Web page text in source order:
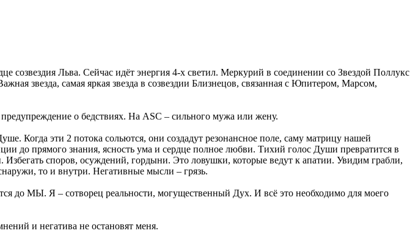
созвездия Льва. Сейчас идёт энергия 4-х светил. Меркурий в соединении со Звездой Поллукс
звезда, самая яркая звезда в созвездии Близнецов, связанная с Юпитером, Марсом,
о бедствиях. На ASC ‒ сильного мужа или жену.
эти 2 потока сольются, они создадут резонансное поле, саму матрицу нашей
до прямого знания, ясность ума и сердце полное любви. Тихий голос Души превратится в
споров, осуждений, гордыни. Это ловушки, которые ведут к апатии. Увидим грабли,
то и внутри. Негативные мысли – грязь.
до МЫ. Я – сотворец реальности, могущественный Дух. И всё это необходимо для моего
и негатива не остановят меня.